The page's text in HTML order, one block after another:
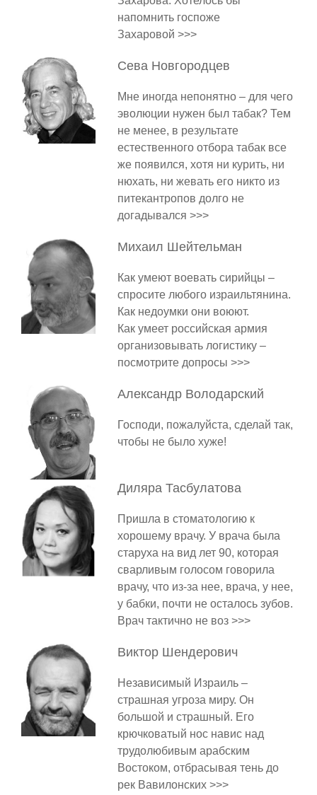
напомнить госпоже
Захаровой >>>
Сева Новгородцев
Мне иногда непонятно – для чего
эволюции нужен был табак? Тем
не менее, в результате
естественного отбора табак все
же появился, хотя ни курить, ни
нюхать, ни жевать его никто из
питекантропов долго не
догадывался >>>
Михаил Шейтельман
Как умеют воевать сирийцы –
спросите любого израильтянина.
Как недоумки они воюют.
Как умеет российская армия
организовывать логистику –
посмотрите допросы >>>
Александр Володарский
Господи, пожалуйста, сделай так,
чтобы не было хуже!
Диляра Тасбулатова
Пришла в стоматологию к
хорошему врачу. У врача была
старуха на вид лет 90, которая
сварливым голосом говорила
врачу, что из-за нее, врача, у нее,
у бабки, почти не осталось зубов.
Врач тактично не воз >>>
Виктор Шендерович
Независимый Израиль –
страшная угроза миру. Он
большой и страшный. Его
крючковатый нос навис над
трудолюбивым арабским
Востоком, отбрасывая тень до
рек Вавилонских >>>